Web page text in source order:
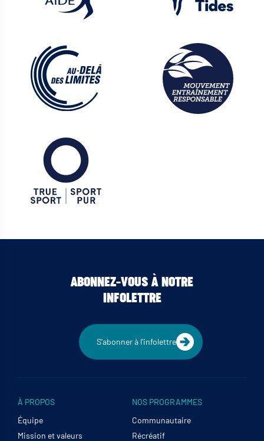
ABONNEZ-VOUS À NOTRE
INFOLETTRE
S'abonner à l'infolettre
À PROPOS
Équipe
Mission et valeurs
NOS PROGRAMMES
Communautaire
Récréatif